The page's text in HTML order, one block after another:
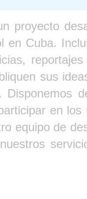
proyecto
en Cuba.
sus
Disponemos
en
equipo de